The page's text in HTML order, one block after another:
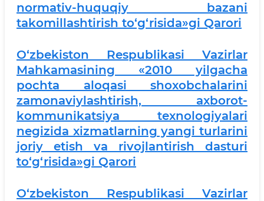
normativ-huquqiy bazani
takomillashtirish to‘g‘risida»gi Qarori
O‘zbekiston Respublikasi Vazirlar
Mahkamasining «2010 yilgacha
pochta aloqasi shoxobchalarini
zamonaviylashtirish, axborot-
kommunikatsiya texnologiyalari
negizida xizmatlarning yangi turlarini
joriy etish va rivojlantirish dasturi
to‘g‘risida»gi Qarori
O‘zbekiston Respublikasi Vazirlar